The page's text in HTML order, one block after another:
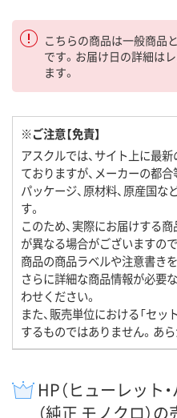
こちらの商品は一般商品
です。お届け日の詳細は
ます。
※ご注意【免責】
アスクルでは、サイト上に最
ておりますが、メーカーの都合
パッケージ、原材料、原産国な
す。
このため、実際にお届けする
が異なる場合がございますの
商品の商品ラベルや注意書き
さらに詳細な商品情報が必要
わせください。
また、販売単位における「セッ
するものではありません。あ
HP（ヒューレット
（純正 モノクロ）